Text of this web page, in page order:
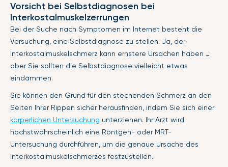
Vorsicht bei Selbstdiagnosen bei
Interkostalmuskelzerrungen
Bei der Suche nach Symptomen im Internet besteht die
Versuchung, eine Selbstdiagnose zu stellen. Ja, der
Interkostalmuskelschmerz kann ernstere Ursachen haben …
aber Sie sollten die Selbstdiagnose vielleicht etwas
eindämmen.
Sie können den Grund für den stechenden Schmerz an den
Seiten Ihrer Rippen sicher herausfinden, indem Sie sich einer
körperlichen Untersuchung unterziehen. Ihr Arzt wird
höchstwahrscheinlich eine Röntgen- oder MRT-
Untersuchung durchführen, um die genaue Ursache des
Interkostalmuskelschmerzes festzustellen.